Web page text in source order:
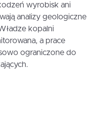
wyrobisk ani
analizy geologiczne
kopalni
a prace
ograniczone do